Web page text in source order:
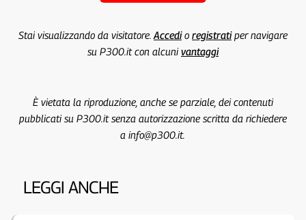
Stai visualizzando da visitatore. Accedio registratiper navigare
su P300.it con alcunivantaggi
È vietata la riproduzione, anche se parziale, dei contenuti
pubblicati su P300.it senza autorizzazione scritta da richiedere
a info@p300.it.
LEGGI ANCHE